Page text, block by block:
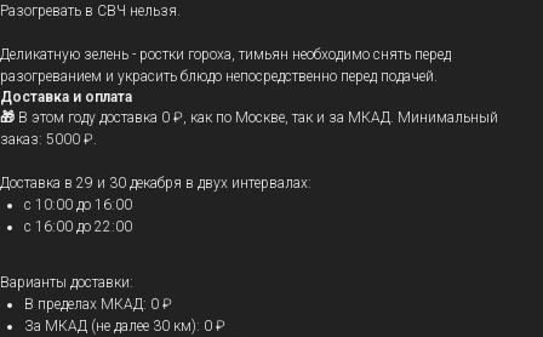
Разогревать в СВЧ нельзя.
Деликатную зелень - ростки гороха, тимьян необходимо снять перед
разогреванием и украсить блюдо непосредственно перед подачей.
Доставка и оплата
🎁 В этом году доставка 0 ₽, как по Москве, так и за МКАД. Минимальный
заказ: 5000 ₽.
Доставка в 29 и 30 декабря в двух интервалах:
с 10:00 до 16:00
с 16:00 до 22:00
Варианты доставки:
В пределах МКАД: 0 ₽
За МКАД (не далее 30 км): 0 ₽